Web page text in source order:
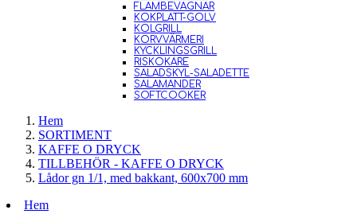
FLAMBEVAGNAR
KOKPLATT-GOLV
KOLGRILL
KORVVÄRMERI
KYCKLINGSGRILL
RISKOKARE
SALADSKYL-SALADETTE
SALAMANDER
SOFTCOOKER
Hem
SORTIMENT
KAFFE O DRYCK
TILLBEHÖR - KAFFE O DRYCK
Lådor gn 1/1, med bakkant, 600x700 mm
Hem